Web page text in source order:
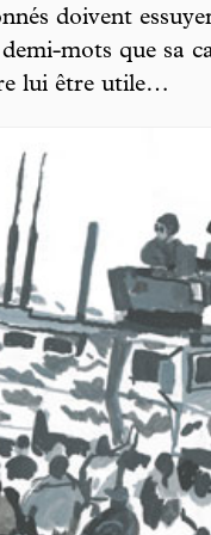
doivent
mots que sa
lui être utile…